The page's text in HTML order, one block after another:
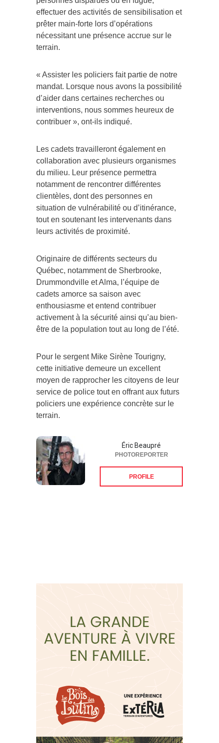
effectuer des activités de sensibilisation et
prêter main-forte lors d’opérations
nécessitant une présence accrue sur le
terrain.
« Assister les policiers fait partie de notre
mandat. Lorsque nous avons la possibilité
d’aider dans certaines recherches ou
interventions, nous sommes heureux de
contribuer », ont-ils indiqué.
Les cadets travailleront également en
collaboration avec plusieurs organismes
du milieu. Leur présence permettra
notamment de rencontrer différentes
clientèles, dont des personnes en
situation de vulnérabilité ou d’itinérance,
tout en soutenant les intervenants dans
leurs activités de proximité.
Originaire de différents secteurs du
Québec, notamment de Sherbrooke,
Drummondville et Alma, l’équipe de
cadets amorce sa saison avec
enthousiasme et entend contribuer
activement à la sécurité ainsi qu’au bien-
être de la population tout au long de l’été.
Pour le sergent Mike Sirène Tourigny,
cette initiative demeure un excellent
moyen de rapprocher les citoyens de leur
service de police tout en offrant aux futurs
policiers une expérience concrète sur le
terrain.
Éric Beaupré
PHOTOREPORTER
PROFILE